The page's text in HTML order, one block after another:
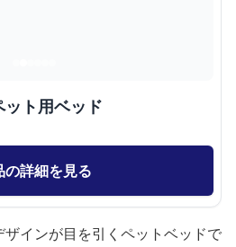
ト用ベッド
の詳細を見る
インが目を引くペットベッドで